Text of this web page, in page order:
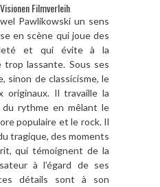
Filmverleih
Pawlikowski un sens
en scène qui joue des
et qui évite à la
lassante. Sous ses
sinon de classicisme, le
originaux. Il travaille la
rythme en mêlant le
populaire et le rock. Il
tragique, des moments
qui témoignent de la
à l’égard de ses
détails sont à son